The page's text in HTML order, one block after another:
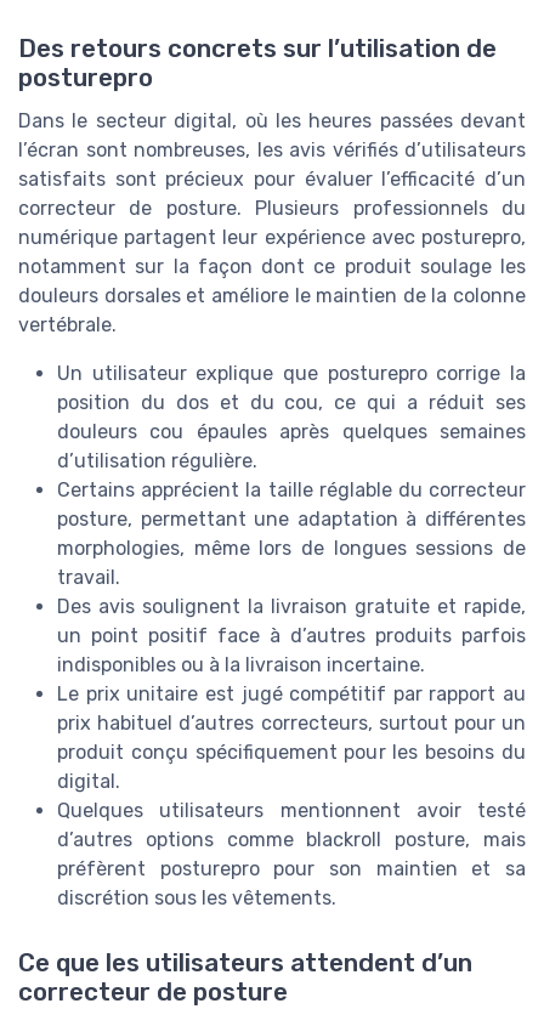
Des retours concrets sur l’utilisation de
posturepro
Dans le secteur digital, où les heures passées devant
l’écran sont nombreuses, les avis vérifiés d’utilisateurs
satisfaits sont précieux pour évaluer l’efficacité d’un
correcteur de posture. Plusieurs professionnels du
numérique partagent leur expérience avec posturepro,
notamment sur la façon dont ce produit soulage les
douleurs dorsales et améliore le maintien de la colonne
vertébrale.
Un utilisateur explique que posturepro corrige la
position du dos et du cou, ce qui a réduit ses
douleurs cou épaules après quelques semaines
d’utilisation régulière.
Certains apprécient la taille réglable du correcteur
posture, permettant une adaptation à différentes
morphologies, même lors de longues sessions de
travail.
Des avis soulignent la livraison gratuite et rapide,
un point positif face à d’autres produits parfois
indisponibles ou à la livraison incertaine.
Le prix unitaire est jugé compétitif par rapport au
prix habituel d’autres correcteurs, surtout pour un
produit conçu spécifiquement pour les besoins du
digital.
Quelques utilisateurs mentionnent avoir testé
d’autres options comme blackroll posture, mais
préfèrent posturepro pour son maintien et sa
discrétion sous les vêtements.
Ce que les utilisateurs attendent d’un
correcteur de posture